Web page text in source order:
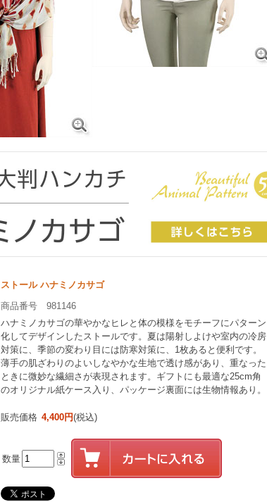
ストール ハナミノカサゴ
商品番号 981146
ハナミノカサゴの華やかなヒレと体の模様をモチーフにパターン
化してデザインしたストールです。夏は陽射しよけや室内の冷房
対策に、季節の変わり目には防寒対策に、1枚あると便利です。
薄手の肌ざわりのよいしなやかな生地で透け感があり、重なった
ときに微妙な繊細さが表現されます。ギフトにも最適な25cm角
のオリジナル紙ケース入り、パッケージ裏面には生物情報あり。
販売価格 4,400円(税込)
数量